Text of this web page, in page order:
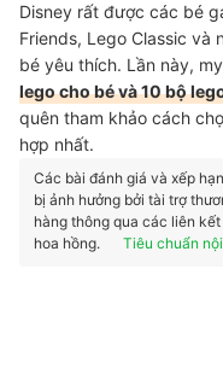
Disney rất được các bé
Friends, Lego Classic và
bé yêu thích. Lần này,
lego cho bé và 10 bộ
quên tham khảo cách
hợp nhất.
Các bài đánh giá và xếp
bị ảnh hưởng bởi tài trợ
hàng thông qua các liên
hoa hồng.
Tiêu chuẩn